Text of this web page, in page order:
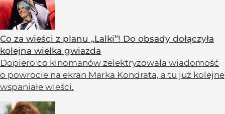
Co za wieści z planu „Lalki”! Do obsady dołączyła
kolejna wielka gwiazda
Dopiero co kinomanów zelektryzowała wiadomość
o powrocie na ekran Marka Kondrata, a tu już kolejne
wspaniałe wieści.